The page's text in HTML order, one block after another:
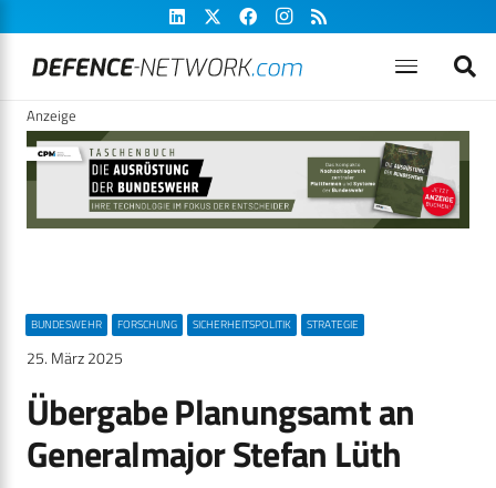
Anzeige
BUNDESWEHR FORSCHUNG SICHERHEITSPOLITIK STRATEGIE
25. März 2025
Übergabe Planungsamt an
Generalmajor Stefan Lüth